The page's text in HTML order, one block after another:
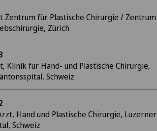
Zentrum für Plastische Chirurgie / Zentrum
Zürich
Klinik für Hand- und Plastische Chirurgie,
Schweiz
Hand und Plastische Chirurgie, Luzerner
Schweiz